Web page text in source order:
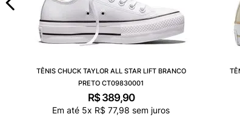
TÊNIS CHUCK TAYLOR ALL STAR LIFT BRANCO
PRETO CT09830001
R$ 389,90
Em até 5x R$ 77,98 sem juros